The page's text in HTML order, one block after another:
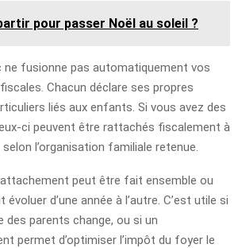
pour passer Noël au soleil ?
fusionne pas automatiquement vos
Chacun déclare ses propres
liés aux enfants. Si vous avez des
ci peuvent être rattachés fiscalement à
selon l’organisation familiale retenue.
peut être fait ensemble ou
d’une année à l’autre. C’est utile si
des parents change, ou si un
permet d’optimiser l’impôt du foyer le